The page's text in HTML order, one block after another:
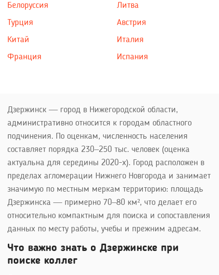
Белоруссия
Турция
Китай
Франция
Литва
Австрия
Италия
Испания
Дзержинск — город в Нижегородской области,
административно относится к городам областного
подчинения. По оценкам, численность населения
составляет порядка 230–250 тыс. человек (оценка
актуальна для середины 2020-х). Город расположен в
пределах агломерации Нижнего Новгорода и занимает
значимую по местным меркам территорию: площадь
Дзержинска — примерно 70–80 км², что делает его
относительно компактным для поиска и сопоставления
данных по месту работы, учебы и прежним адресам.
Что важно знать о Дзержинске при
поиске коллег